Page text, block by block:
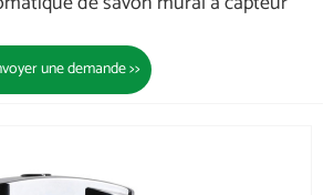
une demande >>